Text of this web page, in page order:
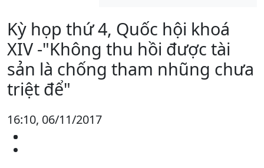
Kỳ họp thứ 4, Quốc hội khoá
XIV -"Không thu hồi được tài
sản là chống tham nhũng chưa
triệt để"
16:10, 06/11/2017